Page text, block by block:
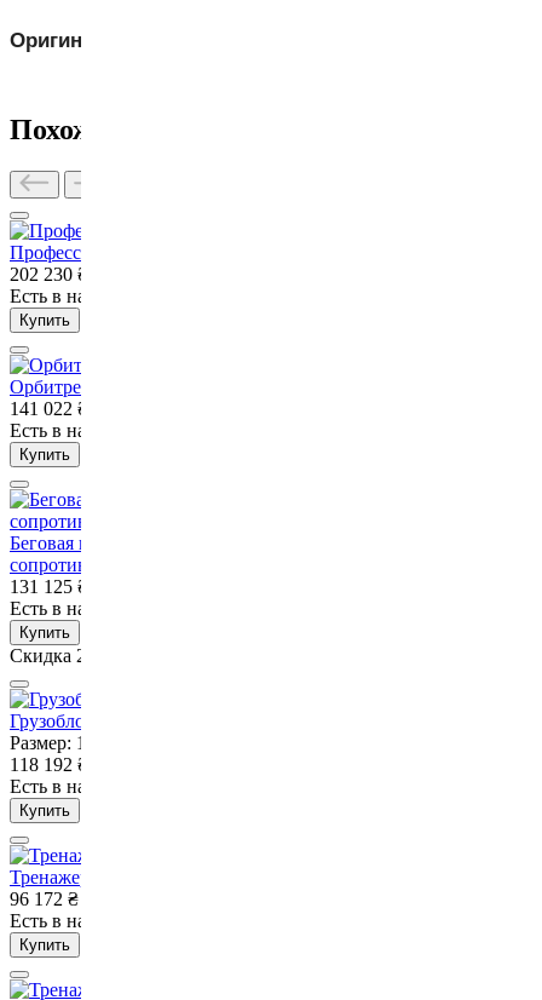
Оригинальный товар
Похожие товары
Профессиональный кардиотренажер AMT VNK
202 230 ₴
Есть в наличии
Купить
Орбитрек S-force VNK
141 022 ₴
Есть в наличии
Купить
Беговая инерционная дорожка VNK Force Pro с
сопротивлением
131 125 ₴
Есть в наличии
Купить
Скидка 24%
Грузоблочная рама свободного движения VNK
Размер: 1050x1760x2250 мм, 355 кг
118 192 ₴
Есть в наличии
Купить
Тренажер горизонтальная тяга VNK Motion
96 172 ₴
Есть в наличии
Купить